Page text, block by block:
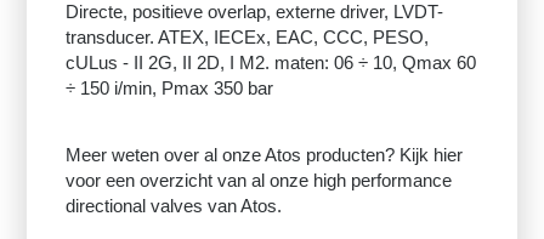
Directe, positieve overlap, externe driver, LVDT-
transducer. ATEX, IECEx, EAC, CCC, PESO,
cULus - II 2G, II 2D, I M2. maten: 06 ÷ 10, Qmax 60
÷ 150 i/min, Pmax 350 bar
Meer weten over al onze Atos producten? Kijk hier
voor een overzicht van al onze high performance
directional valves van Atos.